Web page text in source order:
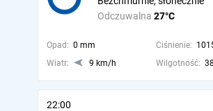
Odczuwalna 27°C
Opad: 0 mm Ciśnienie:
Wiatr:
9 km/h Wilgotność:
22:00